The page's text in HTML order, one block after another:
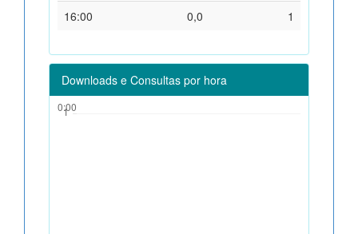
16:00
0,0 1
Downloads e Consultas por hora